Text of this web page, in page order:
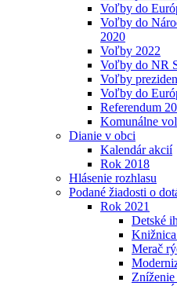
Voľby do
Voľby do
2020
Voľby 2022
Voľby do NR
Voľby
Voľby do
Referendum
Komunálne
Dianie v obci
Kalendár akcií
Rok 2018
Hlásenie rozhlasu
Podané žiadosti o
Rok 2021
Detské
Knižnica
Merač